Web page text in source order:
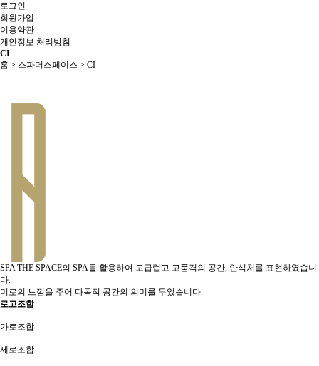
로그인
회원가입
이용약관
개인정보 처리방침
CI
홈 > 스파더스페이스 > CI
SPA THE SPACE의 SPA를 활용하여 고급럽고 고품격의 공간, 안식처 를 표현하였습니
다.
미로의 느낌을 주어 다목적 공간의 의미를 두었습니다.
로고조합
가로조합
세로조합